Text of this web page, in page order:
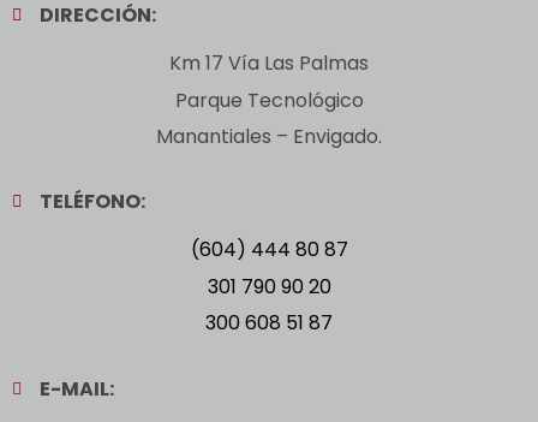
DIRECCIÓN:
Km 17 Vía Las Palmas
Parque Tecnológico
Manantiales – Envigado.
TELÉFONO:
(604) 444 80 87
301 790 90 20
300 608 51 87
E-MAIL: